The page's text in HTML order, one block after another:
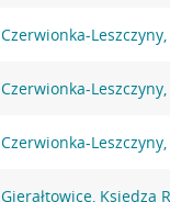
Czerwionka-
Czerwionka-
Czerwionka-Leszczyny,
Gierałtowice, Księdza